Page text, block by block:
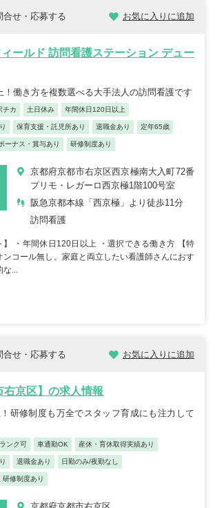
合せ・応募する お気に入りに追加
ールド 訪問看護ステーション デュー
！働き方を複数選べる大手法人の訪問看護です
チカ 土日休み 年間休日120日以上
保育支援・託児所あり 退職金あり 定年65歳
ーナス・賞与あり 研修制度あり
京都府京都市右京区西京極南大入町72番
プリモ・レガーロ西京極1階100号室
阪急京都本線「西京極」より徒歩11分
訪問看護
】 ・年間休日120日以上 ・選択できる働き方 【特
ンコール無し。家庭と両立したい看護師さんにおす
な...
合せ・応募する お気に入りに追加
右京区】の求人情報
研修制度も万全でスタッフ育成にも注力して
ンク可 車通勤OK 産休・育休取得実績あり
退職金あり 日勤のみ/夜勤なし
研修制度あり